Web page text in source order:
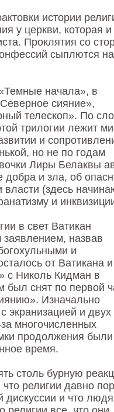
истории
у церкви, которая и
Проклятия со
сыплются на
начала», в
сияние»,
телескоп». По
трилогии лежит
и
но не по годам
Лиры Белаквы
добра и зла, об
(здесь
и
в свет Ватикан
назвав
и
от Ватикана и
с Николь Кидман в
был снят по первой
Изначально
экранизацией и двух
многочисленных
продолжения были
время.
столь бурную
религии давно
дискуссии и что